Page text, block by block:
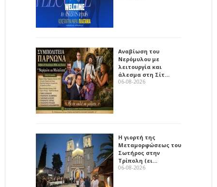
Αναβίωση του
Νερόμυλου με
λειτουργία και
άλεσμα στη Σίτ…
06-08-2026
Η γιορτή της
Μεταμορφώσεως του
Σωτήρος στην
Τρίπολη (ει…
06-08-2026